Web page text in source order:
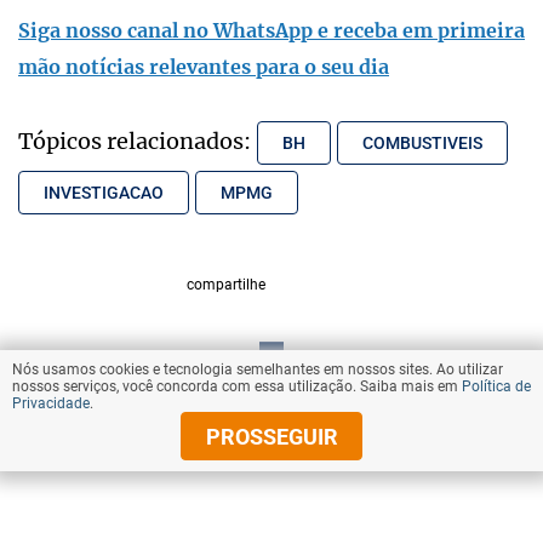
Siga nosso canal no WhatsApp e receba em primeira
mão notícias relevantes para o seu dia
Tópicos relacionados: BH COMBUSTIVEIS
INVESTIGACAO MPMG
compartilhe
VOLTAR AO TOPO
© Copyright 2025 Diários Associados
Nós usamos cookies e tecnologia semelhantes em nossos sites. Ao utilizar
nossos serviços, você concorda com essa utilização. Saiba mais em Política de
Privacidade.
PROSSEGUIR